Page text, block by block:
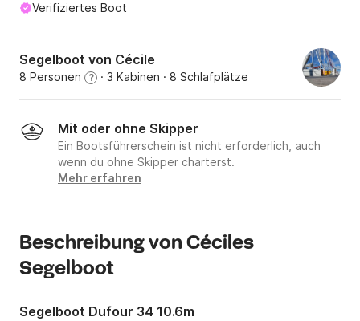
Verifiziertes Boot
Segelboot von Cécile
8 Personen ? · 3 Kabinen · 8 Schlafplätze
Mit oder ohne Skipper
Ein Bootsführerschein ist nicht erforderlich, auch
wenn du ohne Skipper charterst.
Mehr erfahren
Beschreibung von Céciles
Segelboot
Segelboot Dufour 34 10.6m